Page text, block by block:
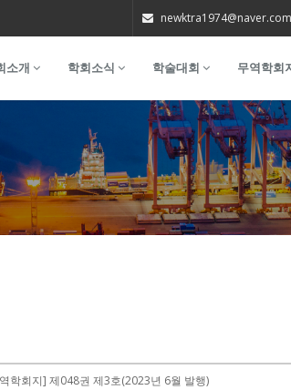
newktra1974@naver.com
소개 학회소식 학술대회 무역학회
학회지] 제048권 제3호(2023년 6월 발행)